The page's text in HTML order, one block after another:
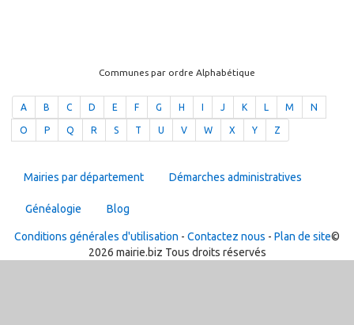
Communes par ordre Alphabétique
A B C D E F G H J K L M N
O P Q R S T U V W X Y Z
Mairies par département Démarches administratives
Généalogie Blog
Conditions générales d'utilisation - Contactez nous - Plan de site©
2026 mairie.biz Tous droits réservés